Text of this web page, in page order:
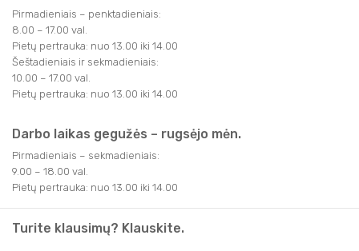
Pirmadieniais – penktadieniais:
8.00 – 17.00 val.
Pietų pertrauka: nuo 13.00 iki 14.00
Šeštadieniais ir sekmadieniais:
10.00 – 17.00 val.
Pietų pertrauka: nuo 13.00 iki 14.00
Darbo laikas gegužės – rugsėjo mėn.
Pirmadieniais – sekmadieniais:
9.00 – 18.00 val.
Pietų pertrauka: nuo 13.00 iki 14.00
Turite klausimų? Klauskite.